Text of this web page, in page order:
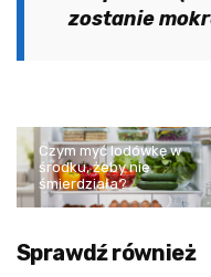
zostanie
Czym myć lodówkę w
środku, żeby nie
śmierdziała?
Sprawdź również